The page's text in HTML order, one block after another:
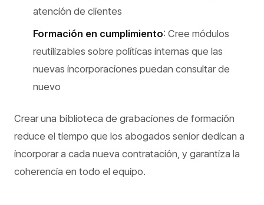
atención de clientes
Formación en cumplimiento: Cree módulos
reutilizables sobre políticas internas que las
nuevas incorporaciones puedan consultar de
nuevo
Crear una biblioteca de grabaciones de formación
reduce el tiempo que los abogados senior dedican a
incorporar a cada nueva contratación, y garantiza la
coherencia en todo el equipo.